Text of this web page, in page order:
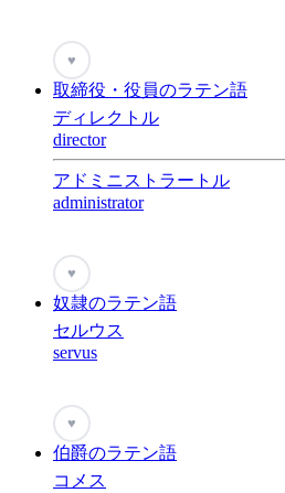
♥
取締役・役員のラテン語
ディレクトル
director
アドミニストラートル
administrator
♥
奴隷のラテン語
セルウス
servus
♥
伯爵のラテン語
コメス